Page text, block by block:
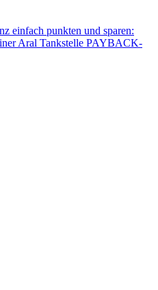
einfach punkten und sparen:
Aral Tankstelle PAYBACK-